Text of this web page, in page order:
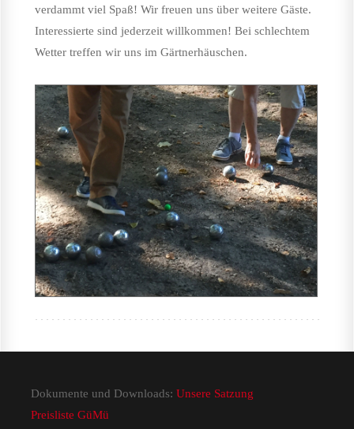
verdammt viel Spaß! Wir freuen uns über weitere Gäste.
Interessierte sind jederzeit willkommen! Bei schlechtem
Wetter treffen wir uns im Gärtnerhäuschen.
Dokumente und Downloads: Unsere Satzung
Preisliste GüMü